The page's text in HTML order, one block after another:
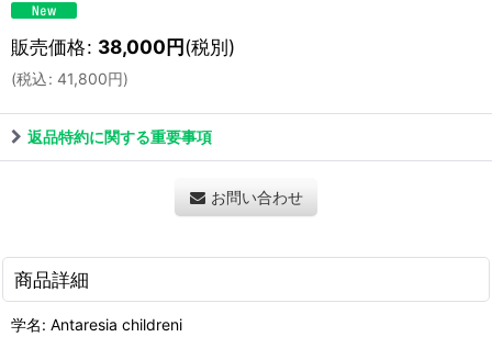
販売価格: 38,000円(税別)
(税込: 41,800円)
返品特約に関する重要事項
お問い合わせ
商品詳細
学名: Antaresia childreni